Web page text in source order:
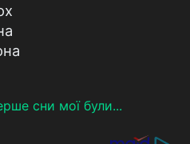
сни мої були...